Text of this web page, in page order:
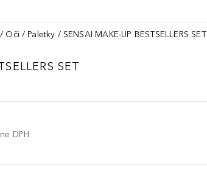
Oči Paletky SENSAI MAKE-UP BESTSELLERS SET
SET
DPH